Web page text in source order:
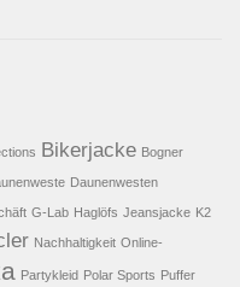
Bikerjacke Bogner
Daunenwesten
G-Lab Haglöfs Jeansjacke K2
Nachhaltigkeit Online-
Partykleid Polar Sports Puffer